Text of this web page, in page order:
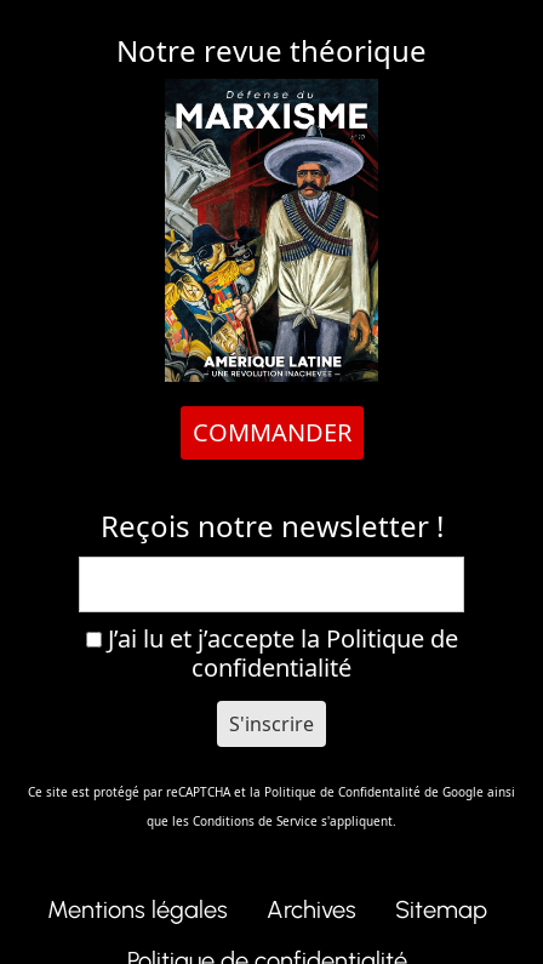
Notre revue théorique
COMMANDER
Reçois notre newsletter !
J’ai lu et j’accepte la Politique de
confidentialité
Ce site est protégé par reCAPTCHA et la Politique de Confidentalité de Google ainsi
que les Conditions de Service s'appliquent.
Mentions légales Archives
Sitemap